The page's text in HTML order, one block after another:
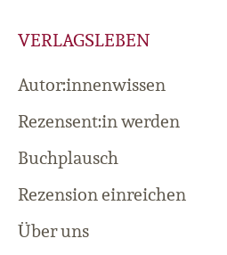
VERLAGSLEBEN
Autor:innenwissen
Rezensent:in werden
Buchplausch
Rezension einreichen
Über uns